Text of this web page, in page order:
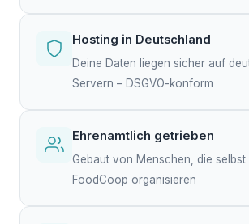
Hosting in Deutschland
Deine Daten liegen sicher auf
Servern – DSGVO-konform
Ehrenamtlich getrieben
Gebaut von Menschen, die selbst
FoodCoop organisieren